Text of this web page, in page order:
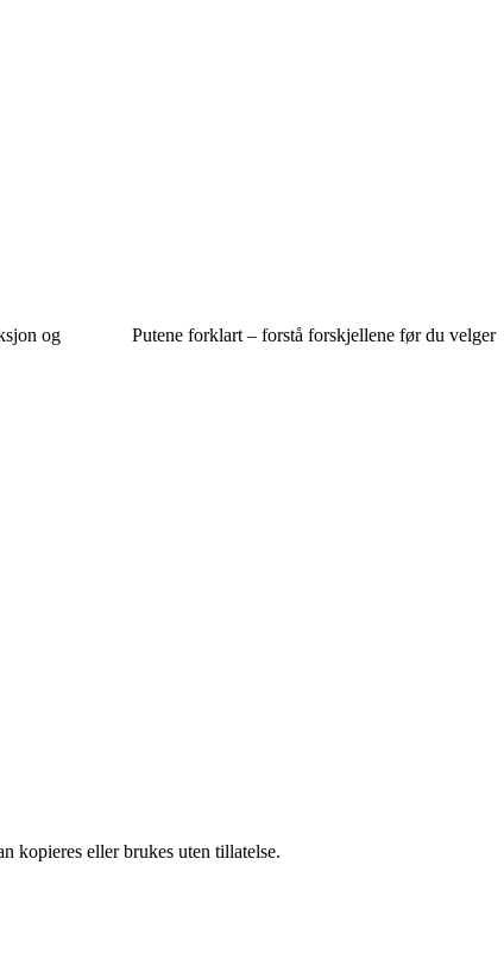
og
Putene forklart – forstå forskjellene før du velger
kopieres eller brukes uten tillatelse.